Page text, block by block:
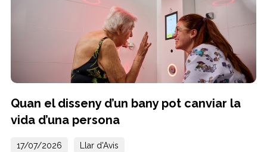
Quan el disseny d’un bany pot canviar la
vida d’una persona
17/07/2026 Llar d'Avis